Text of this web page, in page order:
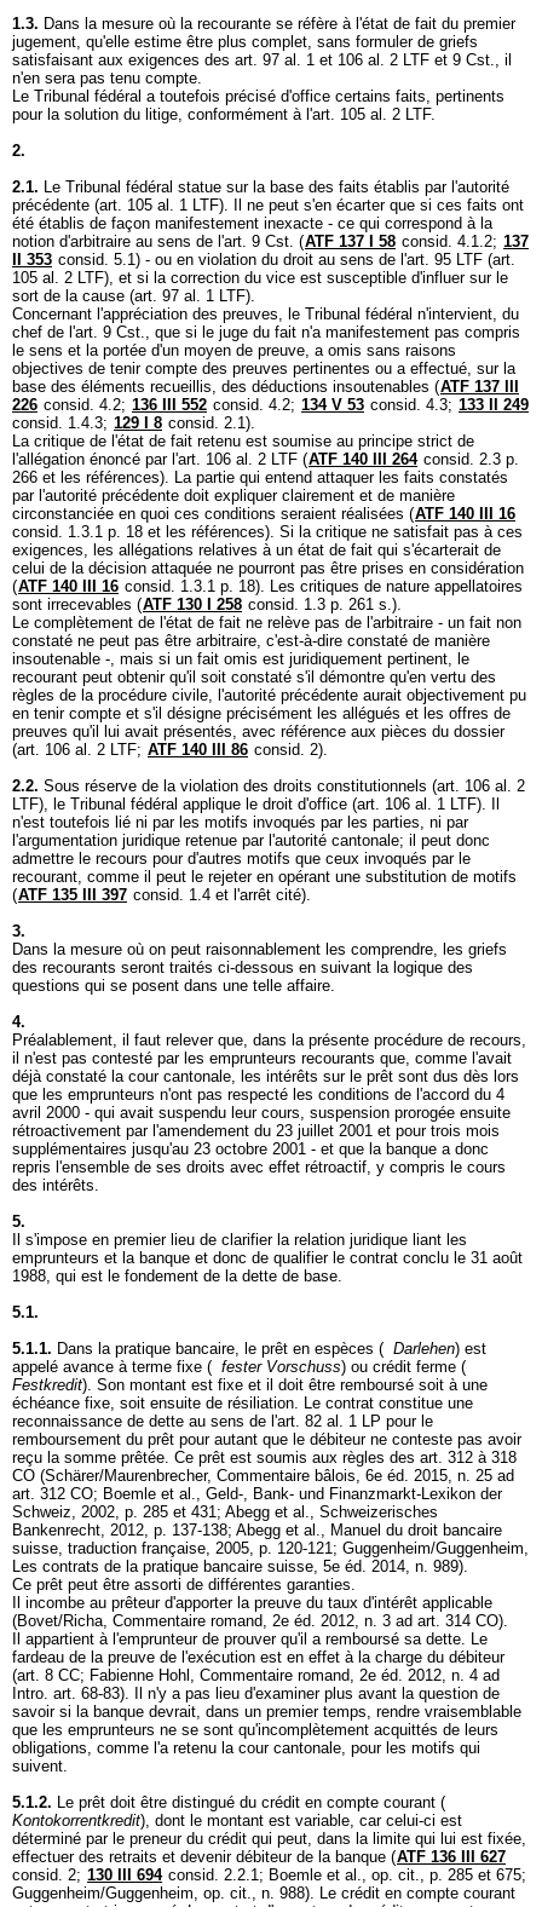
1.3. Dans la mesure où la recourante se réfère à l'état de fait du premier
jugement, qu'elle estime être plus complet, sans formuler de griefs
satisfaisant aux exigences des art. 97 al. 1 et 106 al. 2 LTF et 9 Cst., il
n'en sera pas tenu compte.
Le Tribunal fédéral a toutefois précisé d'office certains faits, pertinents
pour la solution du litige, conformément à l'art. 105 al. 2 LTF.
2.
2.1. Le Tribunal fédéral statue sur la base des faits établis par l'autorité
précédente (art. 105 al. 1 LTF). Il ne peut s'en écarter que si ces faits ont
été établis de façon manifestement inexacte - ce qui correspond à la
notion d'arbitraire au sens de l'art. 9 Cst. (ATF 137 I 58 consid. 4.1.2; 137
II 353 consid. 5.1) - ou en violation du droit au sens de l'art. 95 LTF (art.
105 al. 2 LTF), et si la correction du vice est susceptible d'influer sur le
sort de la cause (art. 97 al. 1 LTF).
Concernant l'appréciation des preuves, le Tribunal fédéral n'intervient, du
chef de l'art. 9 Cst., que si le juge du fait n'a manifestement pas compris
le sens et la portée d'un moyen de preuve, a omis sans raisons
objectives de tenir compte des preuves pertinentes ou a effectué, sur la
base des éléments recueillis, des déductions insoutenables (ATF 137 III
226 consid. 4.2; 136 III 552 consid. 4.2; 134 V 53 consid. 4.3; 133 II 249
consid. 1.4.3; 129 I 8 consid. 2.1).
La critique de l'état de fait retenu est soumise au principe strict de
l'allégation énoncé par l'art. 106 al. 2 LTF (ATF 140 III 264 consid. 2.3 p.
266 et les références). La partie qui entend attaquer les faits constatés
par l'autorité précédente doit expliquer clairement et de manière
circonstanciée en quoi ces conditions seraient réalisées (ATF 140 III 16
consid. 1.3.1 p. 18 et les références). Si la critique ne satisfait pas à ces
exigences, les allégations relatives à un état de fait qui s'écarterait de
celui de la décision attaquée ne pourront pas être prises en considération
(ATF 140 III 16 consid. 1.3.1 p. 18). Les critiques de nature appellatoires
sont irrecevables (ATF 130 I 258 consid. 1.3 p. 261 s.).
Le complètement de l'état de fait ne relève pas de l'arbitraire - un fait non
constaté ne peut pas être arbitraire, c'est-à-dire constaté de manière
insoutenable -, mais si un fait omis est juridiquement pertinent, le
recourant peut obtenir qu'il soit constaté s'il démontre qu'en vertu des
règles de la procédure civile, l'autorité précédente aurait objectivement pu
en tenir compte et s'il désigne précisément les allégués et les offres de
preuves qu'il lui avait présentés, avec référence aux pièces du dossier
(art. 106 al. 2 LTF; ATF 140 III 86 consid. 2).
2.2. Sous réserve de la violation des droits constitutionnels (art. 106 al. 2
LTF), le Tribunal fédéral applique le droit d'office (art. 106 al. 1 LTF). Il
n'est toutefois lié ni par les motifs invoqués par les parties, ni par
l'argumentation juridique retenue par l'autorité cantonale; il peut donc
admettre le recours pour d'autres motifs que ceux invoqués par le
recourant, comme il peut le rejeter en opérant une substitution de motifs
(ATF 135 III 397 consid. 1.4 et l'arrêt cité).
3.
Dans la mesure où on peut raisonnablement les comprendre, les griefs
des recourants seront traités ci-dessous en suivant la logique des
questions qui se posent dans une telle affaire.
4.
Préalablement, il faut relever que, dans la présente procédure de recours,
il n'est pas contesté par les emprunteurs recourants que, comme l'avait
déjà constaté la cour cantonale, les intérêts sur le prêt sont dus dès lors
que les emprunteurs n'ont pas respecté les conditions de l'accord du 4
avril 2000 - qui avait suspendu leur cours, suspension prorogée ensuite
rétroactivement par l'amendement du 23 juillet 2001 et pour trois mois
supplémentaires jusqu'au 23 octobre 2001 - et que la banque a donc
repris l'ensemble de ses droits avec effet rétroactif, y compris le cours
des intérêts.
5.
Il s'impose en premier lieu de clarifier la relation juridique liant les
emprunteurs et la banque et donc de qualifier le contrat conclu le 31 août
1988, qui est le fondement de la dette de base.
5.1.
5.1.1. Dans la pratique bancaire, le prêt en espèces ( Darlehen) est
appelé avance à terme fixe ( fester Vorschuss) ou crédit ferme (
Festkredit). Son montant est fixe et il doit être remboursé soit à une
échéance fixe, soit ensuite de résiliation. Le contrat constitue une
reconnaissance de dette au sens de l'art. 82 al. 1 LP pour le
remboursement du prêt pour autant que le débiteur ne conteste pas avoir
reçu la somme prêtée. Ce prêt est soumis aux règles des art. 312 à 318
CO (Schärer/Maurenbrecher, Commentaire bâlois, 6e éd. 2015, n. 25 ad
art. 312 CO; Boemle et al., Geld-, Bank- und Finanzmarkt-Lexikon der
Schweiz, 2002, p. 285 et 431; Abegg et al., Schweizerisches
Bankenrecht, 2012, p. 137-138; Abegg et al., Manuel du droit bancaire
suisse, traduction française, 2005, p. 120-121; Guggenheim/Guggenheim,
Les contrats de la pratique bancaire suisse, 5e éd. 2014, n. 989).
Ce prêt peut être assorti de différentes garanties.
Il incombe au prêteur d'apporter la preuve du taux d'intérêt applicable
(Bovet/Richa, Commentaire romand, 2e éd. 2012, n. 3 ad art. 314 CO).
Il appartient à l'emprunteur de prouver qu'il a remboursé sa dette. Le
fardeau de la preuve de l'exécution est en effet à la charge du débiteur
(art. 8 CC; Fabienne Hohl, Commentaire romand, 2e éd. 2012, n. 4 ad
Intro. art. 68-83). Il n'y a pas lieu d'examiner plus avant la question de
savoir si la banque devrait, dans un premier temps, rendre vraisemblable
que les emprunteurs ne se sont qu'incomplètement acquittés de leurs
obligations, comme l'a retenu la cour cantonale, pour les motifs qui
suivent.
5.1.2. Le prêt doit être distingué du crédit en compte courant (
Kontokorrentkredit), dont le montant est variable, car celui-ci est
déterminé par le preneur du crédit qui peut, dans la limite qui lui est fixée,
effectuer des retraits et devenir débiteur de la banque (ATF 136 III 627
consid. 2; 130 III 694 consid. 2.2.1; Boemle et al., op. cit., p. 285 et 675;
Guggenheim/Guggenheim, op. cit., n. 988). Le crédit en compte courant